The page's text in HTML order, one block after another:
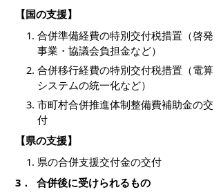
【国の支援】
合併準備経費の特別交付税措置（啓発
事業・協議会負担金など）
合併移行経費の特別交付税措置（電算
システムの統一化など）
市町村合併推進体制整備費補助金の交
付
【県の支援】
県の合併支援交付金の交付
3． 合併後に受けられるもの